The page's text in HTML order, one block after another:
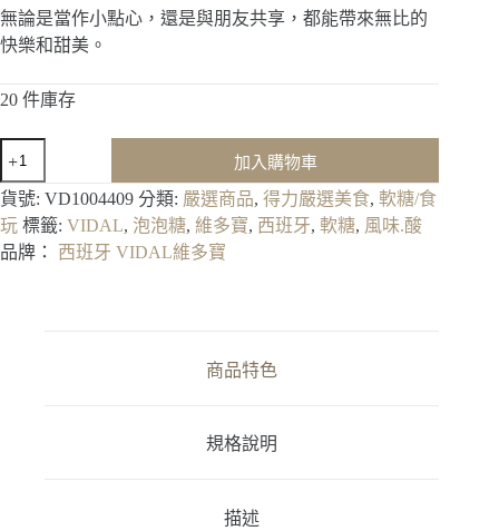
無論是當作小點心，還是與朋友共享，都能帶來無比的
快樂和甜美。
20 件庫存
牙
VIDAL
維
多
加入購物車
貨號: VD1004409 分類: 嚴選商品, 得力嚴選美食, 軟糖/食
玩 標籤: VIDAL, 泡泡糖, 維多寶, 西班牙, 軟糖, 風味.酸
品牌： 西班牙 VIDAL維多寶
商品特色
規格說明
描述